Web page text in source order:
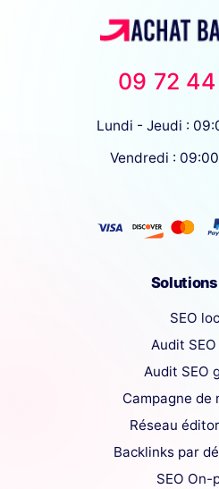
09 72 44
Lundi - Jeudi :
Vendredi :
Solutions
SEO
Audit
Audit SEO
Campagne de
Réseau
Backlinks par
SEO On-